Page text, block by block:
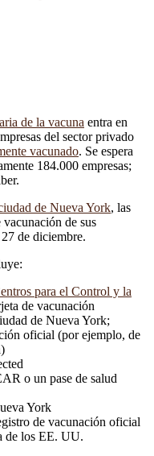
de la vacuna entra en
del sector privado
vacunado. Se espera
184.000 empresas;
de Nueva York, las
de sus
de diciembre.
para el Control y la
de vacunación
de Nueva York;
oficial (por ejemplo, de
o un pase de salud
York
de vacunación oficial
de los EE. UU.